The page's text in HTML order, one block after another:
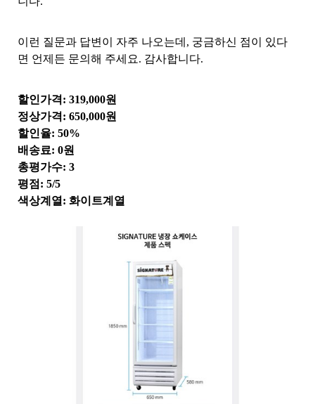
이런 질문과 답변이 자주 나오는데, 궁금하신 점이 있다
면 언제든 문의해 주세요. 감사합니다.
할인가격: 319,000원
정상가격: 650,000원
할인율: 50%
배송료: 0원
총평가수: 3
평점: 5/5
색상계열: 화이트계열